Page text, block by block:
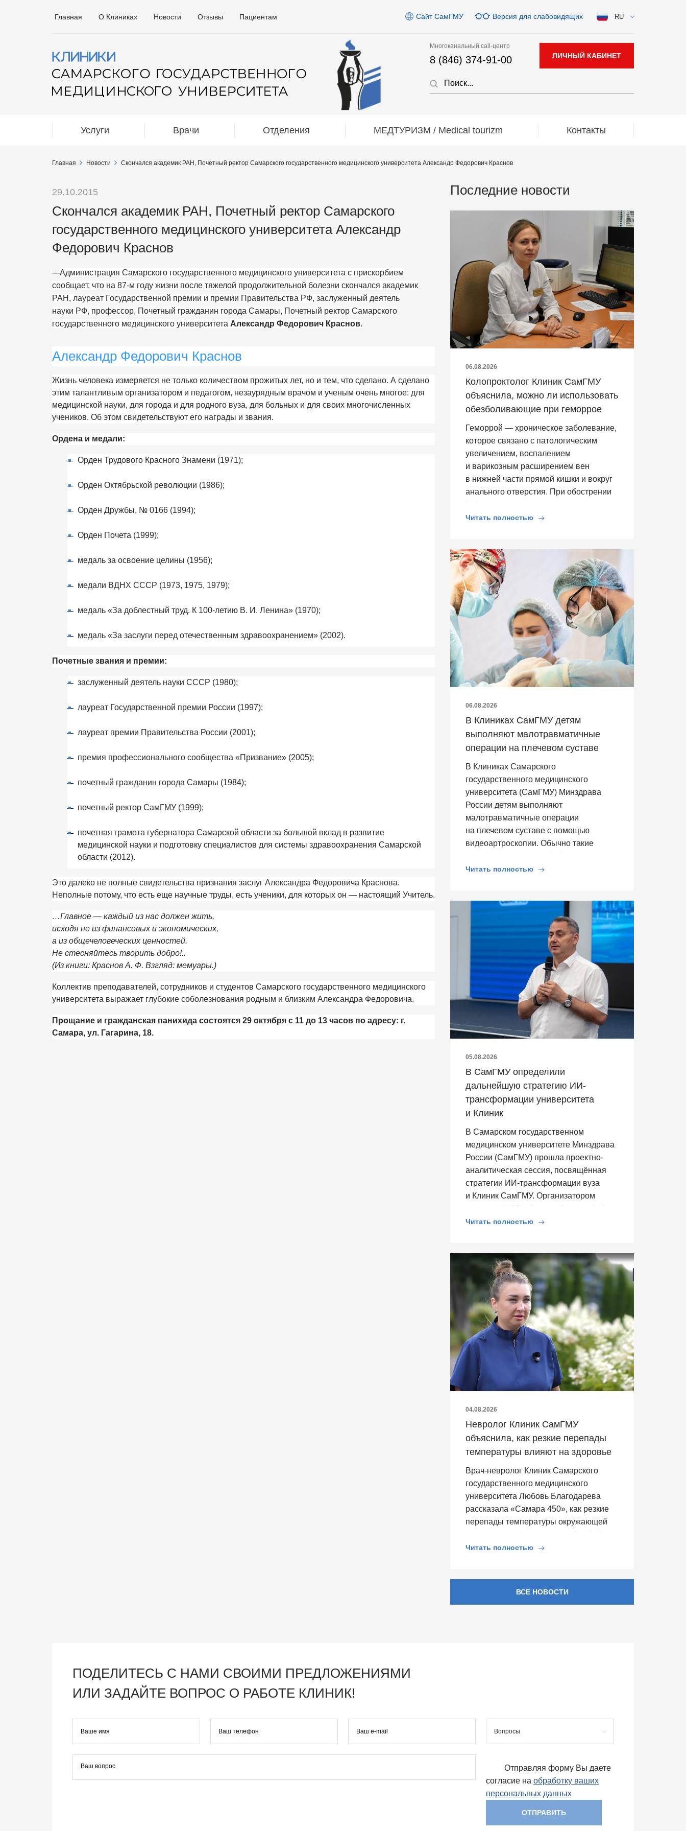
Главная О Клиниках Новости Отзывы Пациентам Сайт СамГМУ Версия для слабовидящих RU
Многоканальный call-центр
8 (846) 374-91-00 ЛИЧНЫЙ КАБИНЕТ
Услуги Врачи Отделения МЕДТУРИЗМ / Medical tourizm Контакты
Главная Новости Cкончался академик РАН, Почетный ректор Самарского государственного медицинского университета Александр Федорович Краснов
29.10.2015
Cкончался академик РАН, Почетный ректор Самарского
государственного медицинского университета Александр
Федорович Краснов
---Администрация Самарского государственного медицинского университета с прискорбием
сообщает, что на 87-м году жизни после тяжелой продолжительной болезни скончался академик
РАН, лауреат Государственной премии и премии Правительства РФ, заслуженный деятель
науки РФ, профессор, Почетный гражданин города Самары, Почетный ректор Самарского
государственного медицинского университета Александр Федорович Краснов.
Александр Федорович Краснов
Жизнь человека измеряется не только количеством прожитых лет, но и тем, что сделано. А сделано
этим талантливым организатором и педагогом, незаурядным врачом и ученым очень многое: для
медицинской науки, для города и для родного вуза, для больных и для своих многочисленных
учеников. Об этом свидетельствуют его награды и звания.
Ордена и медали:
Орден Трудового Красного Знамени (1971);
Орден Октябрьской революции (1986);
Орден Дружбы, № 0166 (1994);
Орден Почета (1999);
медаль за освоение целины (1956);
медали ВДНХ СССР (1973, 1975, 1979);
медаль «За доблестный труд. К 100-летию В. И. Ленина» (1970);
медаль «За заслуги перед отечественным здравоохранением» (2002).
Почетные звания и премии:
заслуженный деятель науки СССР (1980);
лауреат Государственной премии России (1997);
лауреат премии Правительства России (2001);
премия профессионального сообщества «Призвание» (2005);
почетный гражданин города Самары (1984);
почетный ректор СамГМУ (1999);
почетная грамота губернатора Самарской области за большой вклад в развитие
медицинской науки и подготовку специалистов для системы здравоохранения Самарской
области (2012).
Это далеко не полные свидетельства признания заслуг Александра Федоровича Краснова.
Неполные потому, что есть еще научные труды, есть ученики, для которых он — настоящий Учитель.
…Главное — каждый из нас должен жить,
исходя не из финансовых и экономических,
а из общечеловеческих ценностей.
Не стесняйтесь творить добро!..
(Из книги: Краснов А. Ф. Взгляд: мемуары.)
Коллектив преподавателей, сотрудников и студентов Самарского государственного медицинского
университета выражает глубокие соболезнования родным и близким Александра Федоровича.
Прощание и гражданская панихида состоятся 29 октября с 11 до 13 часов по адресу: г.
Самара, ул. Гагарина, 18.
Последние новости
06.08.2026
Колопроктолог Клиник СамГМУ
объяснила, можно ли использовать
обезболивающие при геморрое
Геморрой — хроническое заболевание,
которое связано с патологическим
увеличением, воспалением
и варикозным расширением вен
в нижней части прямой кишки и вокруг
анального отверстия. При обострении
Читать полностью
06.08.2026
В Клиниках СамГМУ детям
выполняют малотравматичные
операции на плечевом суставе
В Клиниках Самарского
государственного медицинского
университета (СамГМУ) Минздрава
России детям выполняют
малотравматичные операции
на плечевом суставе с помощью
видеоартроскопии. Обычно такие
Читать полностью
05.08.2026
В СамГМУ определили
дальнейшую стратегию ИИ-
трансформации университета
и Клиник
В Самарском государственном
медицинском университете Минздрава
России (СамГМУ) прошла проектно-
аналитическая сессия, посвящённая
стратегии ИИ-трансформации вуза
и Клиник СамГМУ. Организатором
Читать полностью
04.08.2026
Невролог Клиник СамГМУ
объяснила, как резкие перепады
температуры влияют на здоровье
Врач-невролог Клиник Самарского
государственного медицинского
университета Любовь Благодарева
рассказала «Самара 450», как резкие
перепады температуры окружающей
Читать полностью
ВСЕ НОВОСТИ
ПОДЕЛИТЕСЬ С НАМИ СВОИМИ ПРЕДЛОЖЕНИЯМИ
ИЛИ ЗАДАЙТЕ ВОПРОС О РАБОТЕ КЛИНИК!
Вопросы
Отправляя форму Вы даете
согласие на обработку ваших
персональных данных
ОТПРАВИТЬ